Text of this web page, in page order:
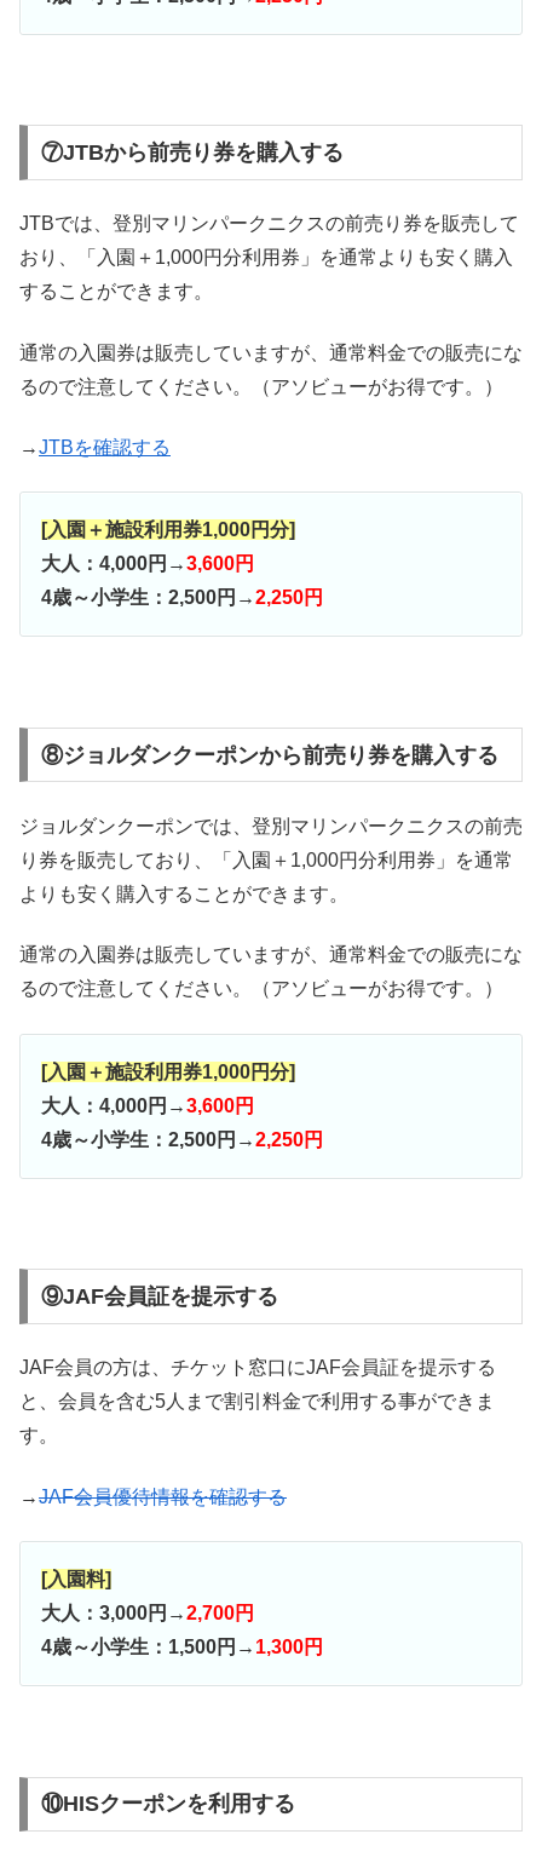
⑦JTBから前売り券を購入する
JTBでは、登別マリンパークニクスの前売り券を販売して
おり、「入園＋1,000円分利用券」を通常よりも安く購入
することができます。
通常の入園券は販売していますが、通常料金での販売にな
るので注意してください。（アソビューがお得です。）
→JTBを確認する
[入園＋施設利用券1,000円分]
大人：4,000円→3,600円
4歳～小学生：2,500円→2,250円
⑧ジョルダンクーポンから前売り券を購入する
ジョルダンクーポンでは、登別マリンパークニクスの前売
り券を販売しており、「入園＋1,000円分利用券」を通常
よりも安く購入することができます。
通常の入園券は販売していますが、通常料金での販売にな
るので注意してください。（アソビューがお得です。）
[入園＋施設利用券1,000円分]
大人：4,000円→3,600円
4歳～小学生：2,500円→2,250円
⑨JAF会員証を提示する
JAF会員の方は、チケット窓口にJAF会員証を提示する
と、会員を含む5人まで割引料金で利用する事ができま
す。
→JAF会員優待情報を確認する
[入園料]
大人：3,000円→2,700円
4歳～小学生：1,500円→ 1,300円
⑩HISクーポンを利用する